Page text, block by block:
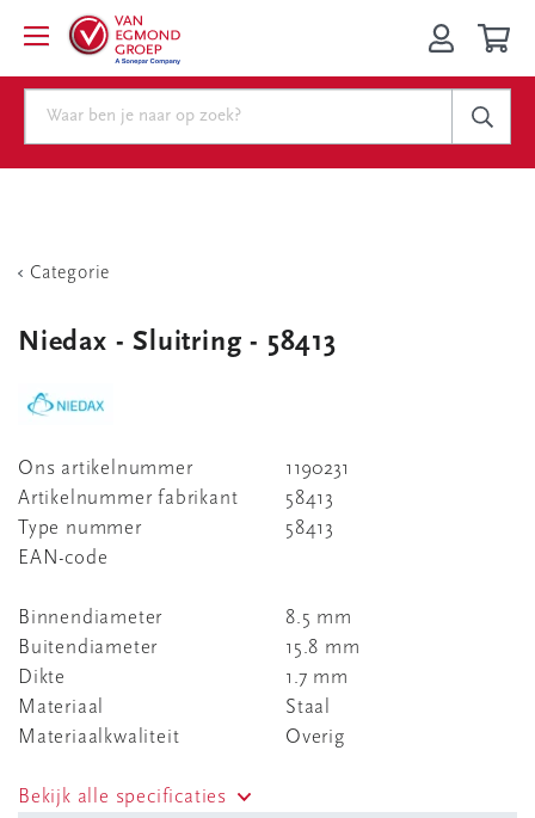
Categorie
Niedax - Sluitring - 58413
Ons artikelnummer
1190231
Artikelnummer fabrikant
58413
Type nummer
58413
EAN-code
Binnendiameter
8.5 mm
Buitendiameter
15.8 mm
Dikte
1.7 mm
Materiaal
Staal
Materiaalkwaliteit
Overig
Bekijk alle specificaties